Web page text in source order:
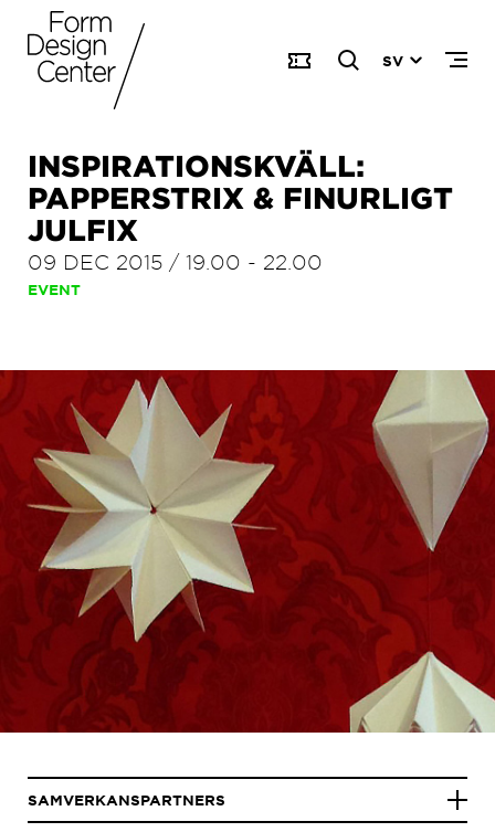
SV
INSPIRATIONSKVÄLL:
PAPPERSTRIX & FINURLIGT
JULFIX
09 DEC 2015 / 19.00 - 22.00
EVENT
SAMVERKANSPARTNERS